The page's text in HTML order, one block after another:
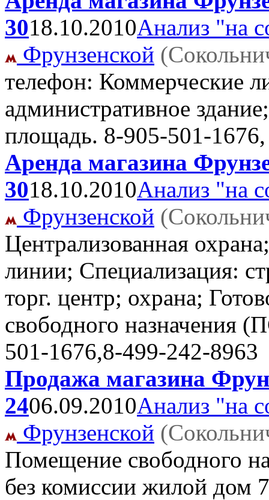
3018.10.2010Анализ "на
Фрунзенской
телефон: Коммерческие
административное
площадь. 8-905-501-
Аренда магазина
3018.10.2010Анализ "на
Фрунзенской
Централизованная
линии; Специализация:
торг. центр; охрана;
свободного назначения
501-1676,8-499-242-8963
Продажа магазина
2406.09.2010Анализ "на
Фрунзенской
Помещение свободного
без комиссии жилой дом